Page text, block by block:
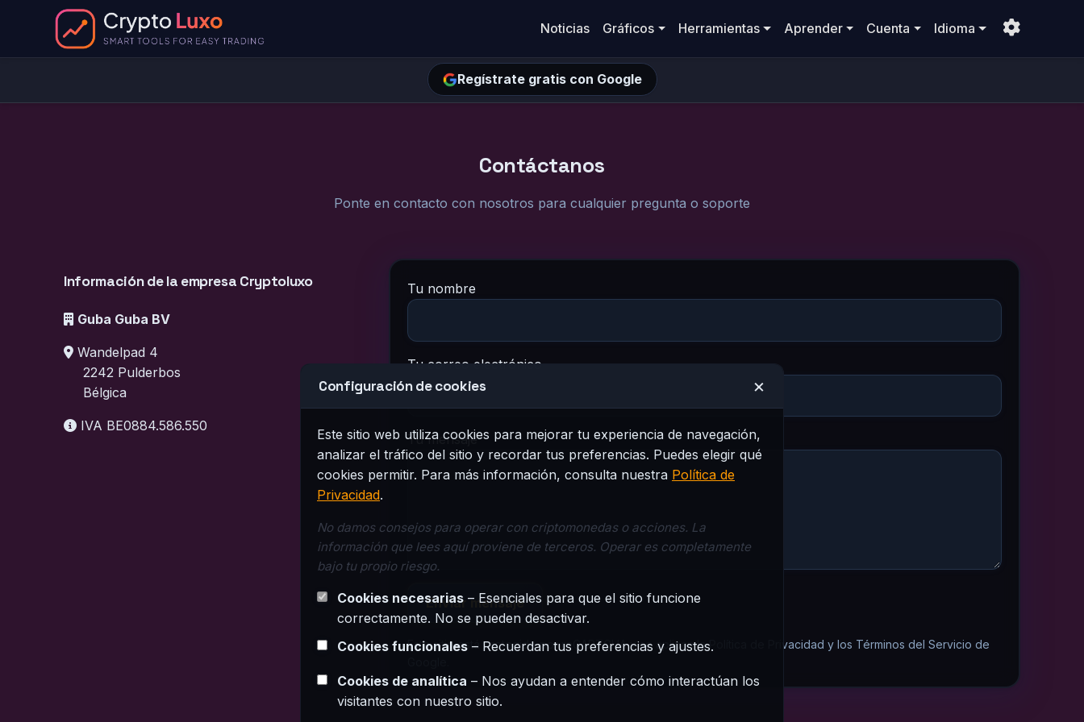
Noticias Gráficos Herramientas Aprender Cuenta Idioma
Regístrate gratis con Google
Contáctanos
Ponte en contacto con nosotros para cualquier pregunta o soporte
Información de la empresa Cryptoluxo
Guba Guba BV
Wandelpad 4
2242 Pulderbos
Bélgica
IVA BE0884.586.550
Tu nombre
Tu correo electrónico
Tu mensaje
Enviar mensaje
Este sitio está protegido por reCAPTCHA y se aplican laPolítica de Privacidad y los Términos del Servicio de
Configuración de cookies ×
Este sitio web utiliza cookies para mejorar tu experiencia de navegación,
analizar el tráfico del sitio y recordar tus preferencias. Puedes elegir qué
cookies permitir. Para más información, consulta nuestra Política de
Privacidad.
No damos consejos para operar con criptomonedas o acciones. La
información que lees aquí proviene de terceros. Operar es completamente
bajo tu propio riesgo.
Cookies necesarias – Esenciales para que el sitio funcione
correctamente. No se pueden desactivar.
Cookies funcionales – Recuerdan tus preferencias y ajustes.
Cookies de analítica – Nos ayudan a entender cómo interactúan los
visitantes con nuestro sitio.